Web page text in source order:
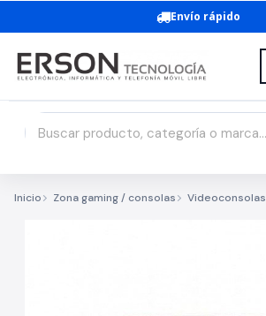
Envío rápido
Inicio Zona gaming / consolas Videoconsolas